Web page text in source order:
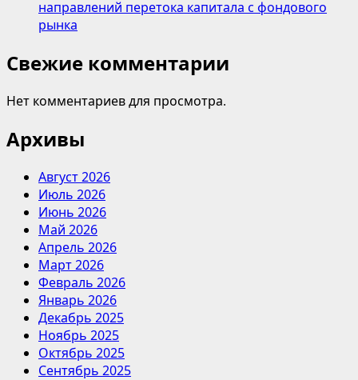
направлений перетока капитала с фондового
рынка
Свежие комментарии
Нет комментариев для просмотра.
Архивы
Август 2026
Июль 2026
Июнь 2026
Май 2026
Апрель 2026
Март 2026
Февраль 2026
Январь 2026
Декабрь 2025
Ноябрь 2025
Октябрь 2025
Сентябрь 2025